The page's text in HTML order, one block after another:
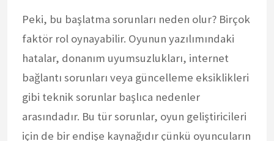
Peki, bu başlatma sorunları neden olur? Birçok
faktör rol oynayabilir. Oyunun yazılımındaki
hatalar, donanım uyumsuzlukları, internet
bağlantı sorunları veya güncelleme eksiklikleri
gibi teknik sorunlar başlıca nedenler
arasındadır. Bu tür sorunlar, oyun geliştiricileri
için de bir endişe kaynağıdır çünkü oyuncuların